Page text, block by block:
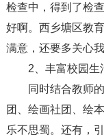
检查中，得到了检
好啊。西乡塘区教
满意，还要多关心我
2、丰富校园生
同时结合教师
团、绘画社团、绘
乐不思蜀。还有，